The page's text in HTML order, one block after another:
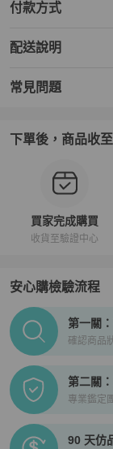
付款方式
配送說明
常見問題
下單後，商品收
買家完成購買
收貨至驗證中心
安心購檢驗流程
PopChill拍拍圈
第一關
確認商品
第二關
專業鑑定
90 天仿